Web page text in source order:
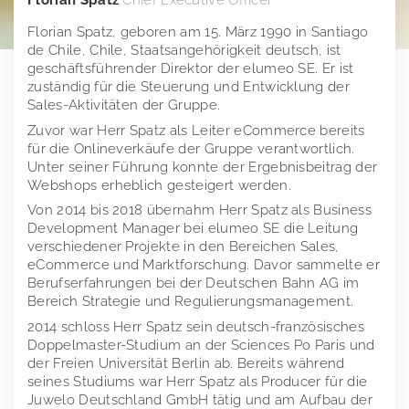
Vergütungsbericht
Stimmrechtsmitteilungen
Directors Dealings
Finanzkalender
Publikationen
Finanzberichte
Präsentationen & Webcasts
Erläuterungen zu Alternativen Leistungskennzahlen
Hauptversammlung
2025
2024
2023
2022
2020
2019
Außerordentliche Hauptversammlung 2018
Ansprechpartner
Edelsteine
Edelmetalle
Vertriebskanäle
Team
Florian Spatz, geboren am 15. März 1990 in Santiago
de Chile, Chile, Staatsangehörigkeit deutsch, ist
geschäftsführender Direktor der elumeo SE. Er ist
zuständig für die Steuerung und Entwicklung der
Sales-Aktivitäten der Gruppe.
Zuvor war Herr Spatz als Leiter eCommerce bereits
für die Onlineverkäufe der Gruppe verantwortlich.
Unter seiner Führung konnte der Ergebnisbeitrag der
Webshops erheblich gesteigert werden.
Von 2014 bis 2018 übernahm Herr Spatz als Business
Development Manager bei elumeo SE die Leitung
verschiedener Projekte in den Bereichen Sales,
eCommerce und Marktforschung. Davor sammelte er
Berufserfahrungen bei der Deutschen Bahn AG im
Bereich Strategie und Regulierungsmanagement.
2014 schloss Herr Spatz sein deutsch-französisches
Doppelmaster-Studium an der Sciences Po Paris und
der Freien Universität Berlin ab. Bereits während
seines Studiums war Herr Spatz als Producer für die
Juwelo Deutschland GmbH tätig und am Aufbau der